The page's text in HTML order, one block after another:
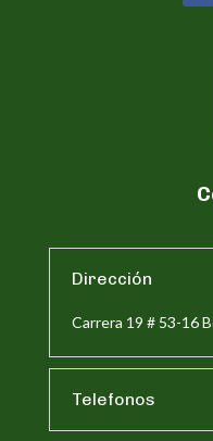
Dirección
Carrera 19 # 53-16
Telefonos